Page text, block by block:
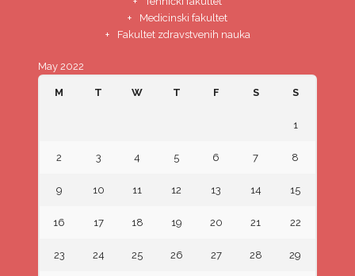
Medicinski fakultet
Fakultet zdravstvenih nauka
May 2022
M T W T F S S
1
2 3 4 5 6 7 8
9 10 11 12 13 14 15
16 17 18 19 20 21 22
23 24 25 26 27 28 29